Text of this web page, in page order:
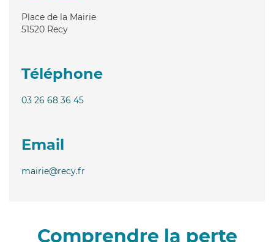
Place de la Mairie
51520 Recy
Téléphone
03 26 68 36 45
Email
mairie@recy.fr
Comprendre la perte